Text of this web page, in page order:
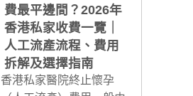
費最平邊間？2026年
香港私家收費一覽｜
人工流產流程、費用
拆解及選擇指南
香港私家醫院終止懷孕